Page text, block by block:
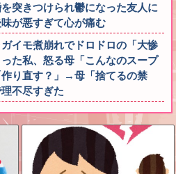
突きつけられ鬱になった友人に
が悪すぎて心が痛む
イモ煮崩れでドロドロの「大惨
た私、怒る母「こんなのスープ
り直す？」→母「捨てるの禁
不尽すぎた